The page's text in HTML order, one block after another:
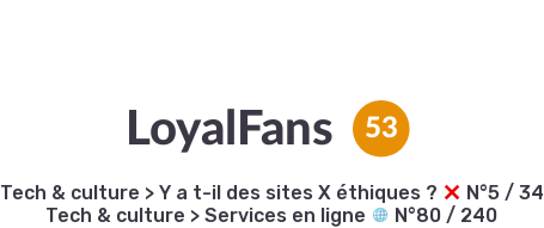
LoyalFans 53
Tech & culture > Y a t-il des sites X éthiques ?
N°5 / 34
Tech & culture > Services en ligne N°80 / 240